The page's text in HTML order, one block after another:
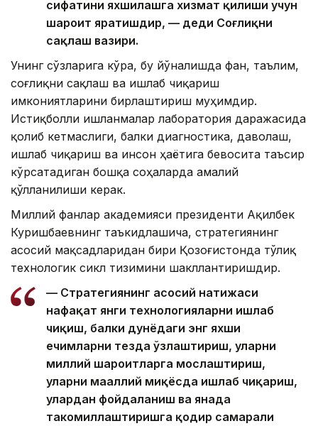
сифатини яхшилашга хизмат қилиши учун
шароит яратишдир, — деди Соғлиқни
сақлаш вазири.
Унинг сўзларига кўра, бу йўналишда фан, таълим,
соғлиқни сақлаш ва ишлаб чиқариш
имкониятларини бирлаштириш муҳимдир.
Истиқболли ишланмалар лаборатория даражасида
қолиб кетмаслиги, балки диагностика, даволаш,
ишлаб чиқариш ва инсон ҳаётига бевосита таъсир
кўрсатадиган бошқа соҳаларда амалий
қўлланилиши керак.
Миллий фанлар академияси президенти Ақилбек
Куришбаевнинг таъкидлашича, стратегиянинг
асосий мақсадларидан бири Қозоғистонда тўлиқ
технологик сикл тизимини шакллантиришдир.
— Стратегиянинг асосий натижаси
нафақат янги технологияларни ишлаб
чиқиш, балки дунёдаги энг яхши
ечимларни тезда ўзлаштириш, уларни
миллий шароитларга мослаштириш,
уларни маҳаллий миқёсда ишлаб чиқариш,
улардан фойдаланиш ва янада
такомиллаштиришга қодир самарали